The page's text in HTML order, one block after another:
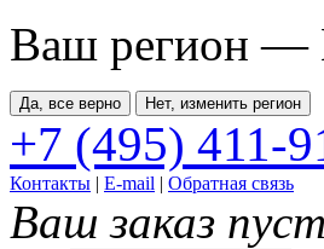
Ваш регион —
Да, все верно Нет, изменить регион
+7 (495) 411-
Контакты | E-mail | Обратная связь
Ваш заказ пуст